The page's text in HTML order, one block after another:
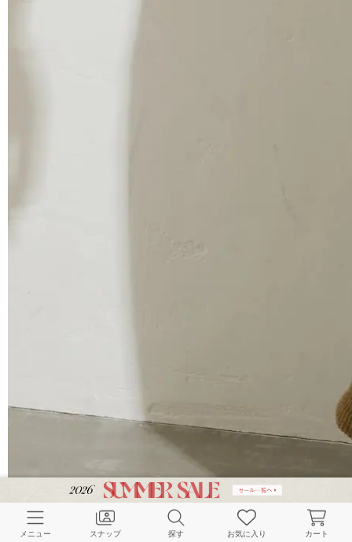
メニュー スナップ 探す お気に入り カート